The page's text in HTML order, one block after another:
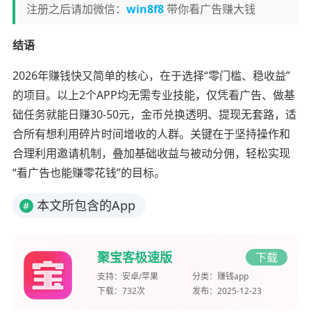
注册之后请加微信： win8f8带你看广告赚大钱
结语
2026年赚钱快又简单的核心，在于选择“零门槛、稳收益”
的项目。以上2个APP均无需专业技能，仅凭看广告、做基
础任务就能日赚30-50元，金币兑换透明、提现无套路，适
合所有想利用碎片时间增收的人群。关键在于坚持操作和
合理利用邀请机制，叠加基础收益与被动分佣，轻松实现
“看广告也能赚零花钱”的目标。
# 本文所包含的App
聚宝客极速版 下载
支持： 安卓/苹果 分类： 赚钱app
下载： 732次 发布： 2025-12-23